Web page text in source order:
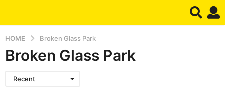
HOME Broken Glass Park
Broken Glass Park
Recent